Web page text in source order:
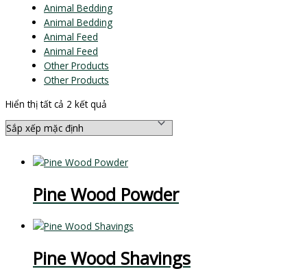
Animal Bedding
Animal Bedding
Animal Feed
Animal Feed
Other Products
Other Products
Hiển thị tất cả 2 kết quả
Pine Wood Powder
Pine Wood Shavings